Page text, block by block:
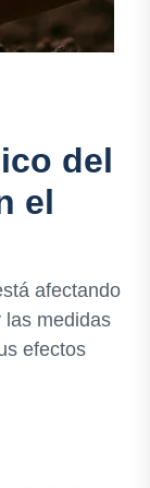
del
el
afectando
las medidas
efectos